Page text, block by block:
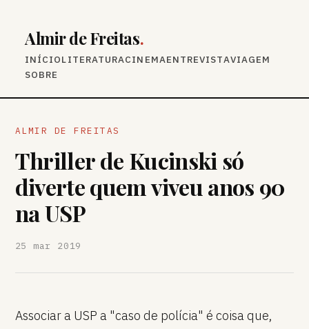
Almir de Freitas.
INÍCIOLITERATURACINEMAENTREVISTAVIAGEM
SOBRE
ALMIR DE FREITAS
Thriller de Kucinski só
diverte quem viveu anos 90
na USP
25 mar 2019
Associar a USP a "caso de polícia" é coisa que,